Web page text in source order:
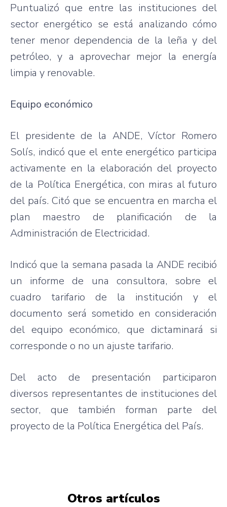
Puntualizó que entre las instituciones del
sector energético se está analizando cómo
tener menor dependencia de la leña y del
petróleo, y a aprovechar mejor la energía
limpia y renovable.
Equipo económico
El presidente de la ANDE, Víctor Romero
Solís, indicó que el ente energético participa
activamente en la elaboración del proyecto
de la Política Energética, con miras al futuro
del país. Citó que se encuentra en marcha el
plan maestro de planificación de la
Administración de Electricidad.
Indicó que la semana pasada la ANDE recibió
un informe de una consultora, sobre el
cuadro tarifario de la institución y el
documento será sometido en consideración
del equipo económico, que dictaminará si
corresponde o no un ajuste tarifario.
Del acto de presentación participaron
diversos representantes de instituciones del
sector, que también forman parte del
proyecto de la Política Energética del País.
Otros artículos